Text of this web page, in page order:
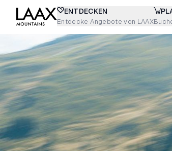
ENTDECKEN
Entdecke Angebote von LAAX